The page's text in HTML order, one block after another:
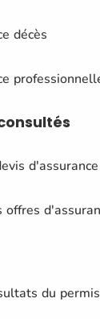
décès
offres
du